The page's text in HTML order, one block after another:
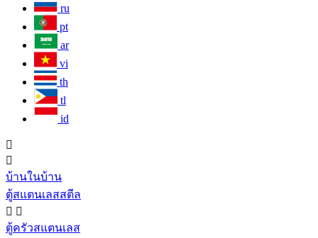
ru
pt
ar
vi
th
tl
id


บ้านในบ้าน
ตู้สแตนเลสสตีล
 
ตู้ครัวสแตนเลส